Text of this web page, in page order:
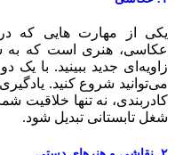
از مهارت هایی که در
هنری است که به
جدید ببینید. با یک
شروع کنید. یادگیری
نه تنها خلاقیت
تابستانی تبدیل شود.